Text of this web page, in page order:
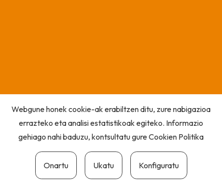
Webgune honek cookie-ak erabiltzen ditu, zure nabigazioa
errazteko eta analisi estatistikoak egiteko. Informazio
gehiago nahi baduzu, kontsultatu gureCookien Politika
Onartu Ukatu Konfiguratu